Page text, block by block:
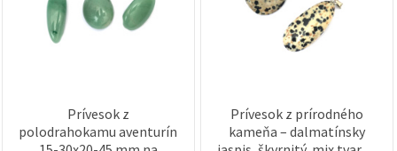
Prívesok z
polodrahokamu aventurín
Prívesok z prírodného
kameňa – dalmatínsky